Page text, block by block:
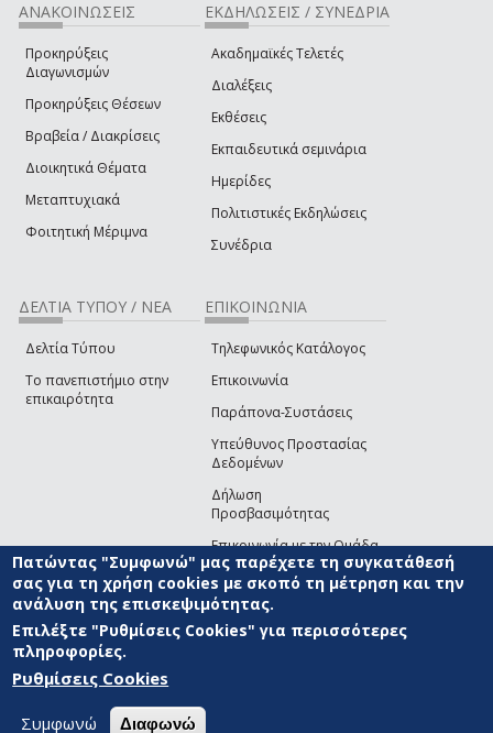
ΑΝΑΚΟΙΝΩΣΕΙΣ
Προκηρύξεις
Διαγωνισμών
Προκηρύξεις Θέσεων
Βραβεία / Διακρίσεις
Διοικητικά Θέματα
Μεταπτυχιακά
Φοιτητική Μέριμνα
ΕΚΔΗΛΩΣΕΙΣ / ΣΥΝΕΔΡΙΑ
Ακαδημαϊκές Τελετές
Διαλέξεις
Εκθέσεις
Εκπαιδευτικά σεμινάρια
Ημερίδες
Πολιτιστικές Εκδηλώσεις
Συνέδρια
ΔΕΛΤΙΑ ΤΥΠΟΥ / ΝΕΑ
Δελτία Τύπου
Το πανεπιστήμιο στην
επικαιρότητα
ΕΠΙΚΟΙΝΩΝΙΑ
Τηλεφωνικός Κατάλογος
Επικοινωνία
Παράπονα-Συστάσεις
Υπεύθυνος Προστασίας
Δεδομένων
Δήλωση
Προσβασιμότητας
Επικοινωνία με την Ομάδα
Ανάπτυξης του site(link sends e-mail)
© ΠΑΝΕΠΙΣΤΗΜΙΟ ΑΙΓΑΙΟΥ ΟΡΟΙ ΧΡΗΣΗΣ
ΑΝΑΠΤΥΞΗΣ
Πατώντας "Συμφωνώ" μας παρέχετε τη συγκατάθεσή
σας για τη χρήση cookies με σκοπό τη μέτρηση και την
ανάλυση της επισκεψιμότητας.
Επιλέξτε "Ρυθμίσεις Cookies" για περισσότερες
πληροφορίες.
Ρυθμίσεις Cookies
Συμφωνώ Διαφωνώ